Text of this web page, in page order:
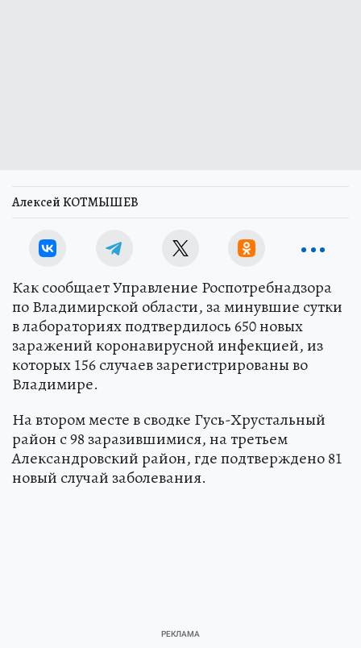
Алексей КОТМЫШЕВ
Как сообщает Управление Роспотребнадзора
по Владимирской области, за минувшие сутки
в лабораториях подтвердилось 650 новых
заражений коронавирусной инфекцией, из
которых 156 случаев зарегистрированы во
Владимире.
На втором месте в сводке Гусь-Хрустальный
район с 98 заразившимися, на третьем
Александровский район, где подтверждено 81
новый случай заболевания.